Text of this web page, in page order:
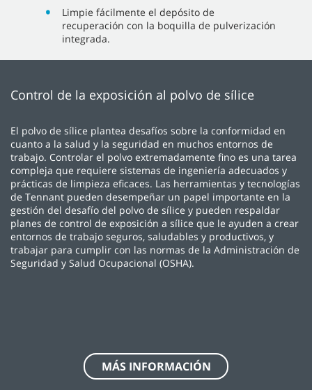
Limpie fácilmente el depósito de
recuperación con la boquilla de pulverización
integrada.
Control de la exposición al polvo de sílice
El polvo de sílice plantea desafíos sobre la conformidad en
cuanto a la salud y la seguridad en muchos entornos de
trabajo. Controlar el polvo extremadamente fino es una tarea
compleja que requiere sistemas de ingeniería adecuados y
prácticas de limpieza eficaces. Las herramientas y tecnologías
de Tennant pueden desempeñar un papel importante en la
gestión del desafío del polvo de sílice y pueden respaldar
planes de control de exposición a sílice que le ayuden a crear
entornos de trabajo seguros, saludables y productivos, y
trabajar para cumplir con las normas de la Administración de
Seguridad y Salud Ocupacional (OSHA).
MÁS INFORMACIÓN